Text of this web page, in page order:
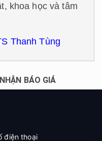
khoa học và tâm
Thanh Tùng
BÁO GIÁ
điện thoại